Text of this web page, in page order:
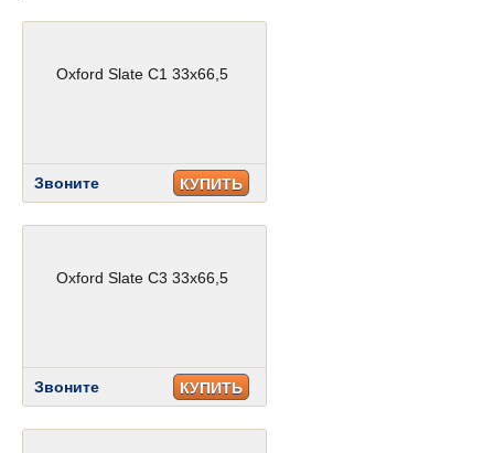
Oxford Slate C1 33x66,5
Звоните КУПИТЬ
Oxford Slate C3 33x66,5
Звоните КУПИТЬ